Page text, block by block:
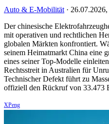
Auto & E-Mobilität ·
Der chinesische
mit operativen und rechtlichen
globalen Märkten konfrontiert.
seinem Heimatmarkt China eine
eines seiner Top-Modelle
Rechtsstreit in Australien für
Technischer Defekt führt zu
offiziell den Rückruf von 33.473
XPeng